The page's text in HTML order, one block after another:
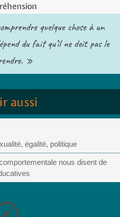
quelque chose à un
du fait qu’il ne doit pas le
»
aussi
égalité, politique
nous disent de